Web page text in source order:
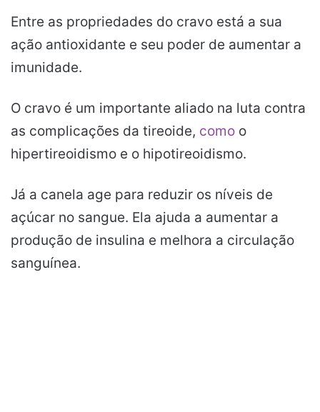
Entre as propriedades do cravo está a sua
ação antioxidante e seu poder de aumentar a
imunidade.
O cravo é um importante aliado na luta contra
as complicações da tireoide, como o
hipertireoidismo e o hipotireoidismo.
Já a canela age para reduzir os níveis de
açúcar no sangue. Ela ajuda a aumentar a
produção de insulina e melhora a circulação
sanguínea.